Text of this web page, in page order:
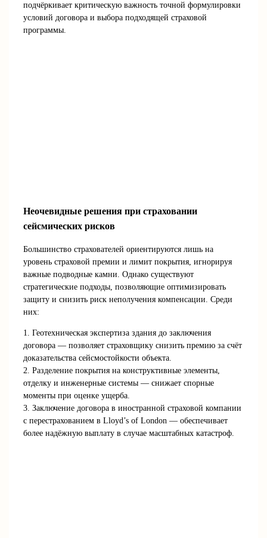
подчёркивает критическую важность точной формулировки
условий договора и выбора подходящей страховой
программы.
Неочевидные решения при страховании
сейсмических рисков
Большинство страхователей ориентируются лишь на
уровень страховой премии и лимит покрытия, игнорируя
важные подводные камни. Однако существуют
стратегические подходы, позволяющие оптимизировать
защиту и снизить риск неполучения компенсации. Среди
них:
1. Геотехническая экспертиза здания до заключения
договора — позволяет страховщику снизить премию за счёт
доказательства сейсмостойкости объекта.
2. Разделение покрытия на конструктивные элементы,
отделку и инженерные системы — снижает спорные
моменты при оценке ущерба.
3. Заключение договора в иностранной страховой компании
с перестрахованием в Lloyd’s of London — обеспечивает
более надёжную выплату в случае масштабных катастроф.